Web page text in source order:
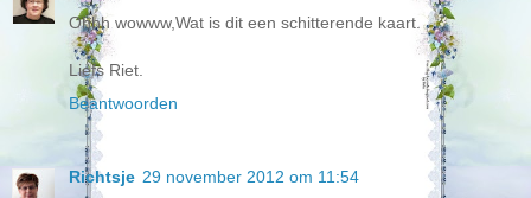
Ohhh wowww,Wat is dit een schitterende kaart.
Liefs Riet.
Beantwoorden
Richtsje 29 november 2012 om 11:54